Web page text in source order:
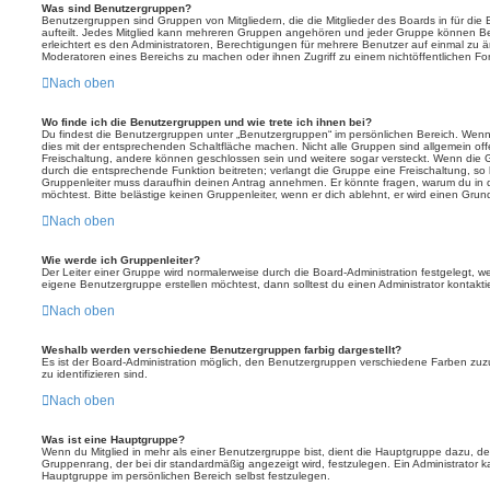
Was sind Benutzergruppen?
Benutzergruppen sind Gruppen von Mitgliedern, die die Mitglieder des Boards in für die
aufteilt. Jedes Mitglied kann mehreren Gruppen angehören und jeder Gruppe können
erleichtert es den Administratoren, Berechtigungen für mehrere Benutzer auf einmal zu
Moderatoren eines Bereichs zu machen oder ihnen Zugriff zu einem nichtöffentlichen
Nach oben
Wo finde ich die Benutzergruppen und wie trete ich ihnen bei?
Du findest die Benutzergruppen unter „Benutzergruppen“ im persönlichen Bereich.
dies mit der entsprechenden Schaltfläche machen. Nicht alle Gruppen sind allgemein
Freischaltung, andere können geschlossen sein und weitere sogar versteckt. Wenn die
durch die entsprechende Funktion beitreten; verlangt die Gruppe eine Freischaltung,
Gruppenleiter muss daraufhin deinen Antrag annehmen. Er könnte fragen, warum du in
möchtest. Bitte belästige keinen Gruppenleiter, wenn er dich ablehnt, er wird einen
Nach oben
Wie werde ich Gruppenleiter?
Der Leiter einer Gruppe wird normalerweise durch die Board-Administration festgelegt,
eigene Benutzergruppe erstellen möchtest, dann solltest du einen Administrator
Nach oben
Weshalb werden verschiedene Benutzergruppen farbig dargestellt?
Es ist der Board-Administration möglich, den Benutzergruppen verschiedene Farben
zu identifizieren sind.
Nach oben
Was ist eine Hauptgruppe?
Wenn du Mitglied in mehr als einer Benutzergruppe bist, dient die Hauptgruppe dazu,
Gruppenrang, der bei dir standardmäßig angezeigt wird, festzulegen. Ein Administrator
Hauptgruppe im persönlichen Bereich selbst festzulegen.